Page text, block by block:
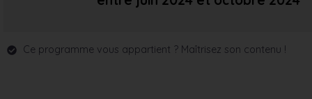
Ce programme vous appartient ? Maîtrisez son contenu !